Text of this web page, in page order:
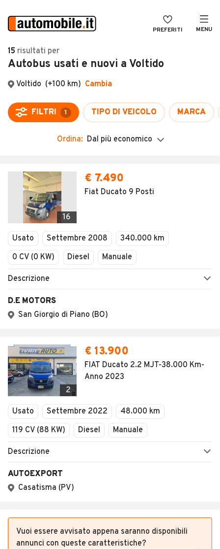
PREFERITI MENU
Auto
Auto usate
Auto Km 0
Auto Nuove
Noleggio a lungo termine
Moto
Camper
Veicoli Commerciali
Concessionari
VENDI
MAGAZINE
ACCEDI
15 risultati per
Autobus usati e nuovi a Voltido
Ordina: Dal più economico
16
€ 7.490
Fiat Ducato 9 Posti
Usato Settembre 2008
340.000 km
0 CV (0 KW)
Diesel Manuale
Descrizione
D.E MOTORS
San Giorgio di Piano (BO)
2
€ 13.900
FIAT Ducato 2.2 MJT-38.000 Km-
Anno 2023
Usato Settembre 2022
48.000 km
119 CV (88 KW)
Diesel Manuale
Descrizione
AUTOEXPORT
Casatisma (PV)
Vuoi essere avvisato appena saranno disponibili
annunci con queste caratteristiche?